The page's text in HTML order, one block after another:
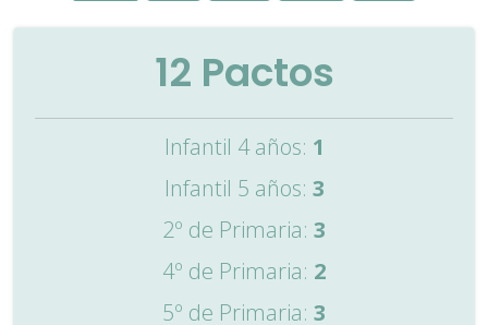
12 Pactos
Infantil 4 años: 1
Infantil 5 años: 3
2º de Primaria: 3
4º de Primaria: 2
5º de Primaria: 3